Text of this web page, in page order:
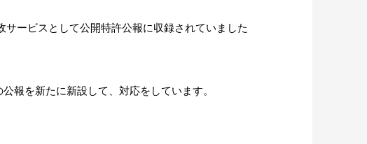
ービスとして公開特許公報に収録されていました
報を新たに新設して、対応をしています。